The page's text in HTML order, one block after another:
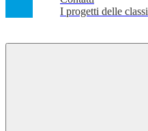
I progetti delle classi